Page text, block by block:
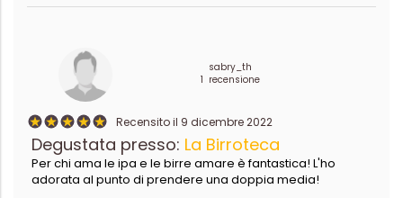
sabry_th
1 recensione
Recensito il 9 dicembre 2022
Degustata presso: La Birroteca
Per chi ama le ipa e le birre amare è fantastica! L'ho
adorata al punto di prendere una doppia media!